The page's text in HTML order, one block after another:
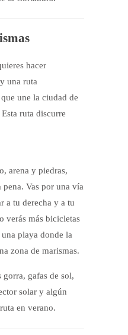
hacer
una ruta
une la ciudad de
ruta discurre
arena y piedras,
pena. Vas por una vía
a tu derecha y a tu
verás más bicicletas
playa donde la
zona de marismas.
gafas de sol,
solar y algún
en verano.